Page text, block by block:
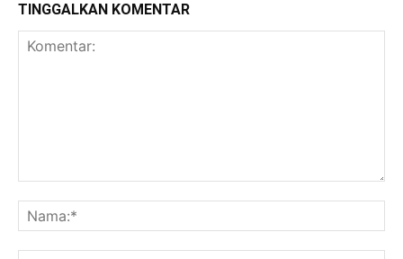
TINGGALKAN KOMENTAR